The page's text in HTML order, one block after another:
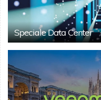
Speciale Data Center